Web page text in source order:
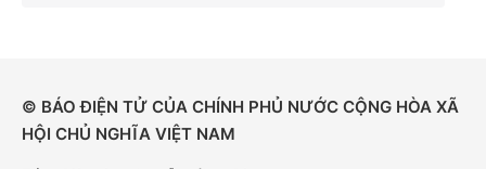
© BÁO ĐIỆN TỬ CỦA CHÍNH PHỦ NƯỚC CỘNG HÒA XÃ
HỘI CHỦ NGHĨA VIỆT NAM